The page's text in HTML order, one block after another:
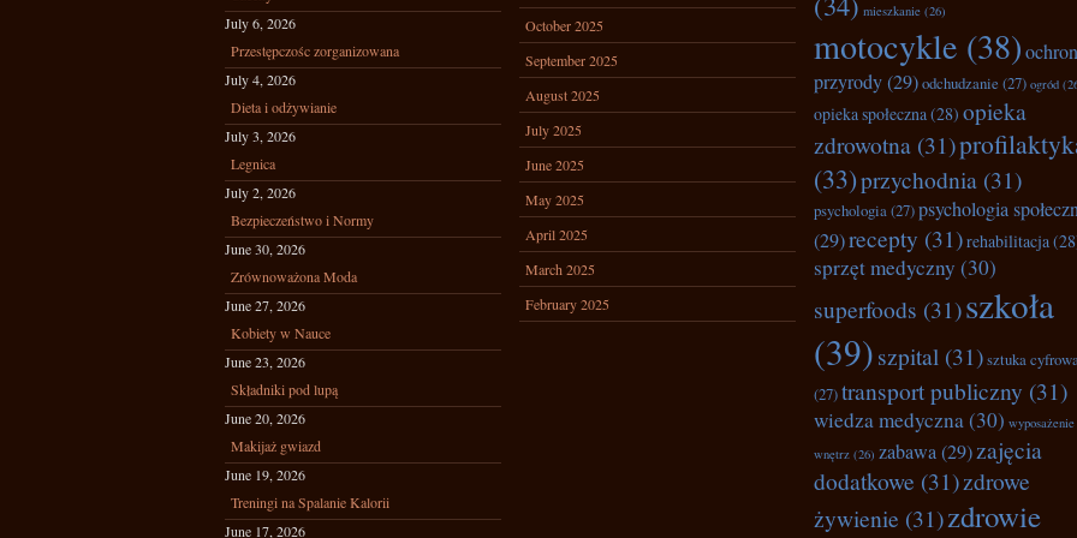
July 6, 2026
Przestępczośc zorganizowana
July 4, 2026
Dieta i odżywianie
July 3, 2026
Legnica
July 2, 2026
Bezpieczeństwo i Normy
June 30, 2026
Zrównoważona Moda
June 27, 2026
Kobiety w Nauce
June 23, 2026
Składniki pod lupą
June 20, 2026
Makijaż gwiazd
June 19, 2026
Treningi na Spalanie Kalorii
June 17, 2026
October 2025
September 2025
August 2025
July 2025
June 2025
May 2025
April 2025
March 2025
February 2025
mieszkanie (26)
motocykle (38)
przyrody(29)odchudzanie (27) ogród
opieka społeczna(28) opieka
zdrowotna (31)
(33)przychodnia (31)
psychologia(27)psychologia
(29)recepty (31)rehabilitacja
sprzęt medyczny (30)
superfoods (31)szkoła
(39)szpital (31)sztuka
(27)transport publiczny (31)
wiedza medyczna(30) wyposażenie
wnętrz (26) zabawa(29)zajęcia
dodatkowe (31)zdrowe
żywienie (31)zdrowie